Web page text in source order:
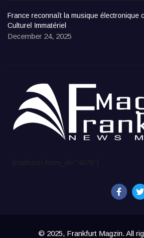
France reconnaît la musique électronique
Culturel Immatériel
December 24, 2025
© 2025, Frankfurt Magzin. All